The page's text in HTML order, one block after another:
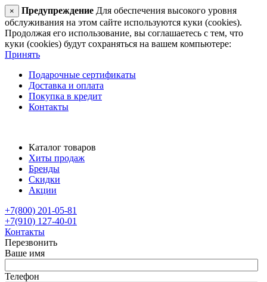
× Предупреждение Для обеспечения высокого уровня
обслуживания на этом сайте используются куки (cookies).
Продолжая его использование, вы соглашаетесь с тем, что
куки (cookies) будут сохраняться на вашем компьютере:
Принять
Подарочные сертификаты
Доставка и оплата
Покупка в кредит
Контакты
Каталог товаров
Хиты продаж
Бренды
Скидки
Акции
+7(800) 201-05-81
+7(910) 127-40-01
Контакты
Перезвонить
Ваше имя
Телефон